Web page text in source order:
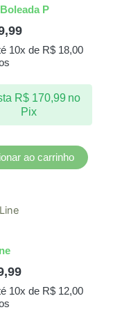
P
10x de R$18,00
R$170,99 no
Pix
ao carrinho
10x de R$12,00
As